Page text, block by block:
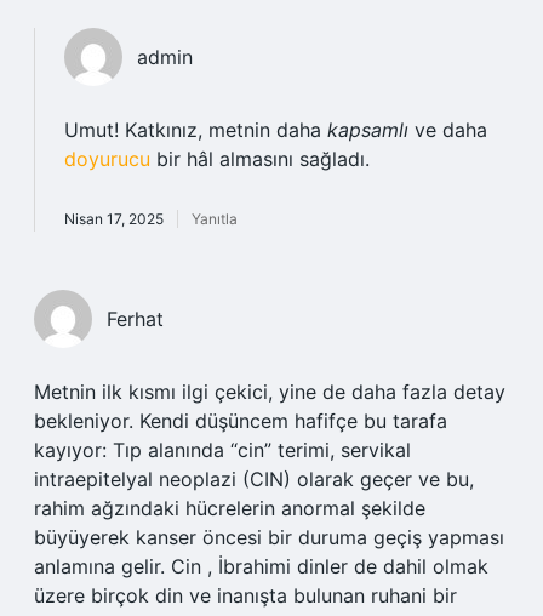
admin
Umut! Katkınız, metnin daha kapsamlı ve daha
doyurucu bir hâl almasını sağladı.
Nisan 17, 2025 Yanıtla
Ferhat
Metnin ilk kısmı ilgi çekici, yine de daha fazla detay
bekleniyor. Kendi düşüncem hafifçe bu tarafa
kayıyor: Tıp alanında “cin” terimi, servikal
intraepitelyal neoplazi (CIN) olarak geçer ve bu,
rahim ağzındaki hücrelerin anormal şekilde
büyüyerek kanser öncesi bir duruma geçiş yapması
anlamına gelir. Cin , İbrahimi dinler de dahil olmak
üzere birçok din ve inanışta bulunan ruhani bir